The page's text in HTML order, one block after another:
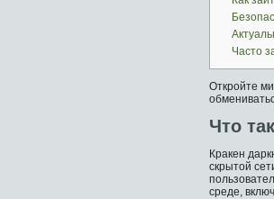
Часто
Откройте
Что
Кракен
скрытой
среде,